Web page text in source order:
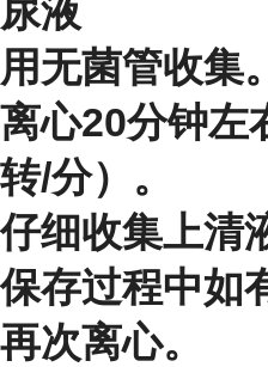
尿液
用无菌管收集。
离心20分钟左
转/分）。
仔细收集上清
保存过程中如
再次离心。